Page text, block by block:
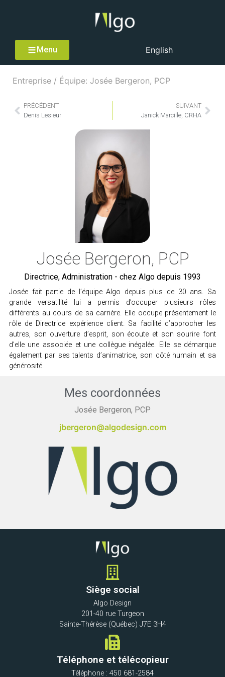
Menu English
Entreprise / Équipe: Josée Bergeron​, PCP
PRÉCÉDENT
Denis Lesieur​
SUIVANT
Janick Marcille​, CRHA
Josée Bergeron​, PCP
Directrice, Administration - chez Algo depuis 1993
Josée fait partie de l’équipe Algo depuis plus de 30 ans. Sa
grande versatilité lui a permis d’occuper plusieurs rôles
différents au cours de sa carrière. Elle occupe présentement le
rôle de Directrice expérience client. Sa facilité d’approcher les
autres, son ouverture d’esprit, son écoute et son sourire font
d’elle une associée et une collègue inégalée. Elle se démarque
également par ses talents d’animatrice, son côté humain et sa
générosité.
Mes coordonnées
Josée Bergeron​, PCP
jbergeron@algodesign.com
Siège social
Algo Design
201-40 rue Turgeon
Sainte-Thérèse (Québec) J7E 3H4
Téléphone et télécopieur
Téléphone : 450 681-2584